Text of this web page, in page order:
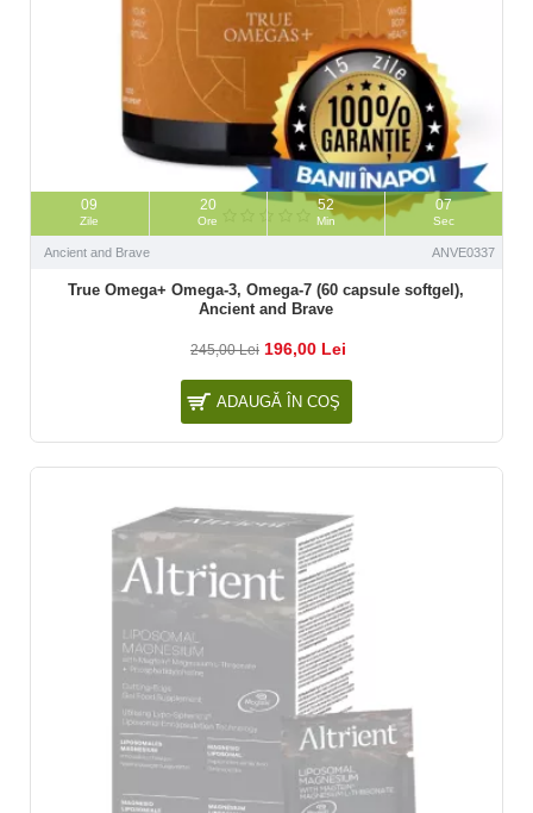
09
Zile
20
Ore
52
Min
06
Sec
Ancient and Brave ANVE0337
True Omega+ Omega-3, Omega-7 (60 capsule softgel),
Ancient and Brave
245,00 Lei 196,00 Lei
ADAUGĂ ÎN COŞ